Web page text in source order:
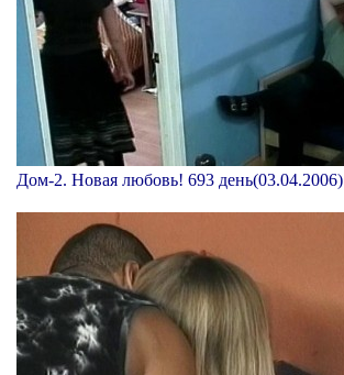
Дом-2. Новая любовь! 693 день(03.04.2006)